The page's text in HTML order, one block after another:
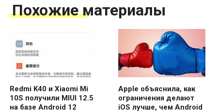
Похожие материалы
Redmi K40 и Xiaomi Mi
10S получили MIUI 12.5
на базе Android 12
Apple объяснила, как
ограничения делают
iOS лучше, чем Android